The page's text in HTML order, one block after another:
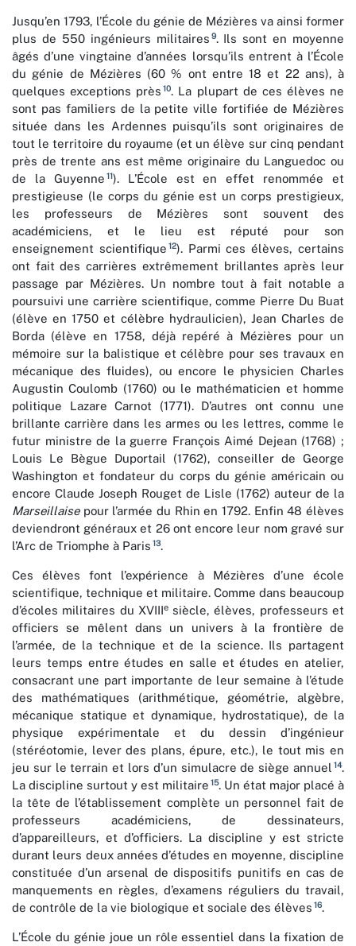
Jusqu’en 1793, l’École du génie de Mézières va ainsi former
plus de 550 ingénieurs militaires 9. Ils sont en moyenne
âgés d’une vingtaine d’années lorsqu’ils entrent à l’École
du génie de Mézières (60 % ont entre 18 et 22 ans), à
quelques exceptions près 10. La plupart de ces élèves ne
sont pas familiers de la petite ville fortifiée de Mézières
située dans les Ardennes puisqu’ils sont originaires de
tout le territoire du royaume (et un élève sur cinq pendant
près de trente ans est même originaire du Languedoc ou
de la Guyenne 11). L’École est en effet renommée et
prestigieuse (le corps du génie est un corps prestigieux,
les professeurs de Mézières sont souvent des
académiciens, et le lieu est réputé pour son
enseignement scientifique 12). Parmi ces élèves, certains
ont fait des carrières extrêmement brillantes après leur
passage par Mézières. Un nombre tout à fait notable a
poursuivi une carrière scientifique, comme Pierre Du Buat
(élève en 1750 et célèbre hydraulicien), Jean Charles de
Borda (élève en 1758, déjà repéré à Mézières pour un
mémoire sur la balistique et célèbre pour ses travaux en
mécanique des fluides), ou encore le physicien Charles
Augustin Coulomb (1760) ou le mathématicien et homme
politique Lazare Carnot (1771). D’autres ont connu une
brillante carrière dans les armes ou les lettres, comme le
futur ministre de la guerre François Aimé Dejean (1768) ;
Louis Le Bègue Duportail (1762), conseiller de George
Washington et fondateur du corps du génie américain ou
encore Claude Joseph Rouget de Lisle (1762) auteur de la
Marseillaise pour l’armée du Rhin en 1792. Enfin 48 élèves
deviendront généraux et 26 ont encore leur nom gravé sur
l’Arc de Triomphe à Paris 13.
Ces élèves font l’expérience à Mézières d’une école
scientifique, technique et militaire. Comme dans beaucoup
d’écoles militaires du XVIIIesiècle, élèves, professeurs et
officiers se mêlent dans un univers à la frontière de
l’armée, de la technique et de la science. Ils partagent
leurs temps entre études en salle et études en atelier,
consacrant une part importante de leur semaine à l’étude
des mathématiques (arithmétique, géométrie, algèbre,
mécanique statique et dynamique, hydrostatique), de la
physique expérimentale et du dessin d’ingénieur
(stéréotomie, lever des plans, épure, etc.), le tout mis en
jeu sur le terrain et lors d’un simulacre de siège annuel 14.
La discipline surtout y est militaire 15. Un état major placé à
la tête de l’établissement complète un personnel fait de
professeurs académiciens, de dessinateurs,
d’appareilleurs, et d’officiers. La discipline y est stricte
durant leurs deux années d’études en moyenne, discipline
constituée d’un arsenal de dispositifs punitifs en cas de
manquements en règles, d’examens réguliers du travail,
de contrôle de la vie biologique et sociale des élèves 16.
L’École du génie joue un rôle essentiel dans la fixation de